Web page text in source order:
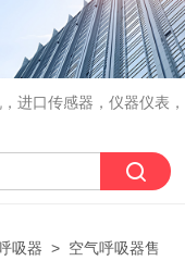
进口传感器，仪器仪表
吸器 > 空气呼吸器售